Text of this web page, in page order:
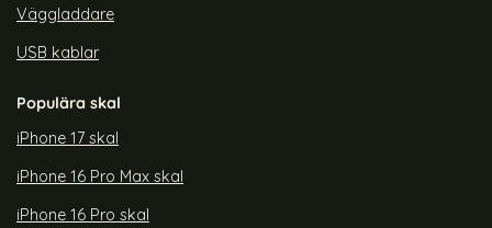
Väggladdare
USB kablar
Populära skal
iPhone 17 skal
iPhone 16 Pro Max skal
iPhone 16 Pro skal